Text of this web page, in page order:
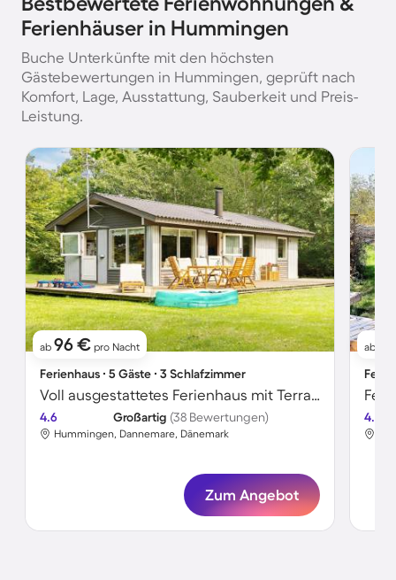
Ferienhäuser in Hummingen
Buche Unterkünfte mit den höchsten
Gästebewertungen in Hummingen, geprüft nach
Komfort, Lage, Ausstattung, Sauberkeit und Preis-
Leistung.
ab 96 € pro Nacht
Ferienhaus ∙ 5 Gäste ∙ 3 Schlafzimmer
Voll ausgestattetes Ferienhaus mit Terrasse, Garten und Grill
4.6 Großartig (38 Bewertungen)
Hummingen, Dannemare, Dänemark
Zum Angebot
ab
4.7